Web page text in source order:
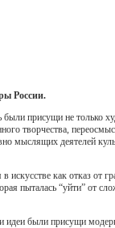
России.
были присущи не только
творчества,
мыслящих деятелей
искусстве как отказ от
пыталась “уйти” от
идеи были присущи